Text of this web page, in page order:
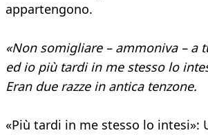
appartengono.
«Non somigliare – ammoniva – a
ed io più tardi in me stesso lo
Eran due razze in antica tenzone.
«Più tardi in me stesso lo intesi»: